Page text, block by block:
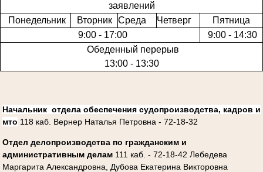
заявлений
Понедельник
Вторник Среда Четверг
Пятница
9:00 - 17:00
9:00 - 14:30
Обеденный перерыв
13:00 - 13:30
Начальник отдела обеспечения судопроизводства, кадров и
мто 118 каб. Вернер Наталья Петровна - 72-18-32
Отдел делопроизводства по гражданским и
административным делам 111 каб. - 72-18-42 Лебедева
Маргарита Александровна, Дубова Екатерина Викторовна